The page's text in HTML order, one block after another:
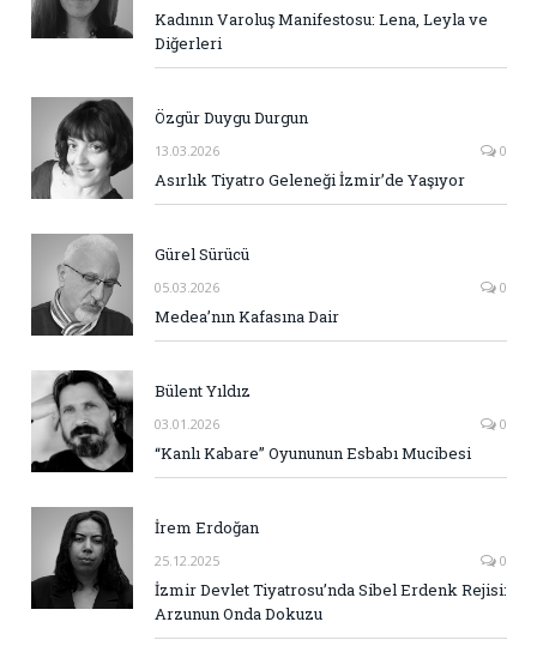
Kadının Varoluş Manifestosu: Lena, Leyla ve
Diğerleri
Özgür Duygu Durgun
13.03.2026 0
Asırlık Tiyatro Geleneği İzmir’de Yaşıyor
Gürel Sürücü
05.03.2026 0
Medea’nın Kafasına Dair
Bülent Yıldız
03.01.2026 0
“Kanlı Kabare” Oyununun Esbabı Mucibesi
İrem Erdoğan
25.12.2025 0
İzmir Devlet Tiyatrosu’nda Sibel Erdenk Rejisi:
Arzunun Onda Dokuzu